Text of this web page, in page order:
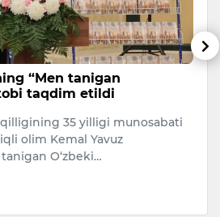
“Men tanigan
taqdim etildi
35 yilligi munosabati
olim Kemal Yavuz
O‘zbeki…